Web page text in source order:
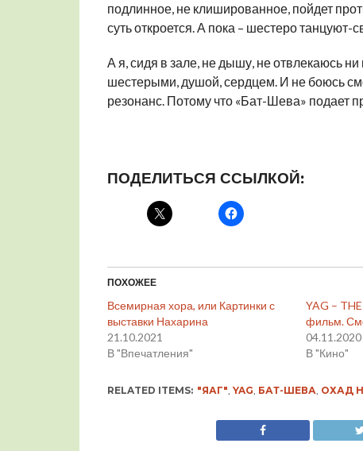
подлинное, не клишированное, пойдет
суть откроется. А пока – шестеро
А я, сидя в зале, не дышу, не отвлекаюсь
шестерыми, душой, сердцем. И не боюсь
резонанс. Потому что «Бат-Шева» подает
ПОДЕЛИТЬСЯ ССЫЛКОЙ:
ПОХОЖЕЕ
Всемирная хора, или Картинки с
выставки Нахарина
21.10.2021
В "Впечатления"
YAG –
фильм.
04.11.2020
В "Кино"
RELATED ITEMS: "ЯАГ", YAG, БАТ-ШЕВА, ОХАД